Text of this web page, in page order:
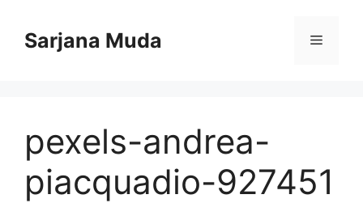
Sarjana Muda Menu
pexels-andrea-
piacquadio-927451